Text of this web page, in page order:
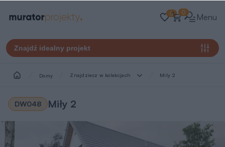
0 0 Menu
Znajdź idealny projekt
Domy Znajdziesz w kolekcjach Miły 2
DW048 Miły 2